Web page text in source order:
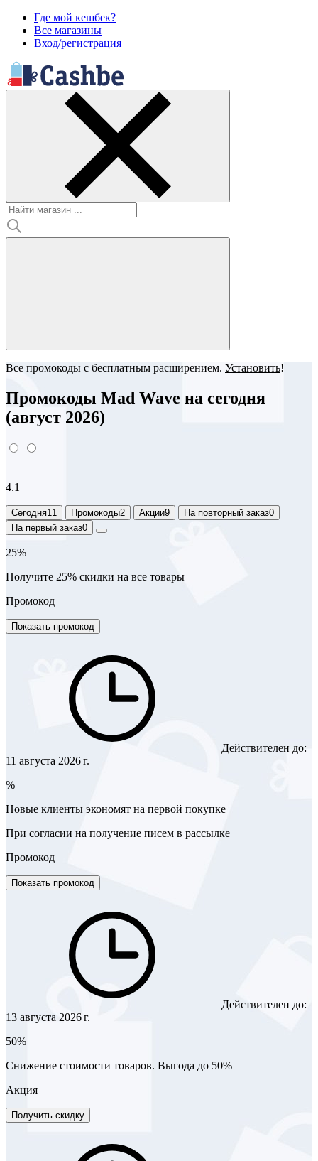
Где мой кешбек?
Все магазины
Вход/регистрация
Все промокоды с бесплатным расширением. Установить!
Промокоды Mad Wave на сегодня
(август 2026)
4.1
Сегодня11 Промокоды2 Акции9 На повторный заказ0
На первый заказ0
25%
Получите 25% скидки на все товары
Промокод
Показать промокод
Действителен до:
11 августа 2026 г.
%
Новые клиенты экономят на первой покупке
При согласии на получение писем в рассылке
Промокод
Показать промокод
Действителен до:
13 августа 2026 г.
50%
Снижение стоимости товаров. Выгода до 50%
Акция
Получить скидку